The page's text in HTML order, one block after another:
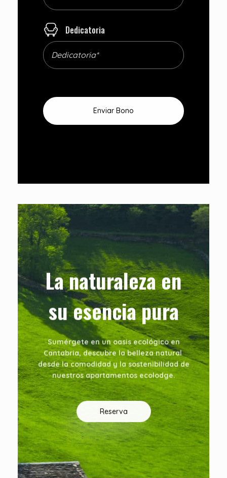
Dedicatoria
La naturaleza en
su esencia pura
Sumérgete en un oasis ecológico en
Cantabria, descubre la belleza natural
desde la comodidad y la sostenibilidad de
nuestros apartamentos ecolodge.
Reserva